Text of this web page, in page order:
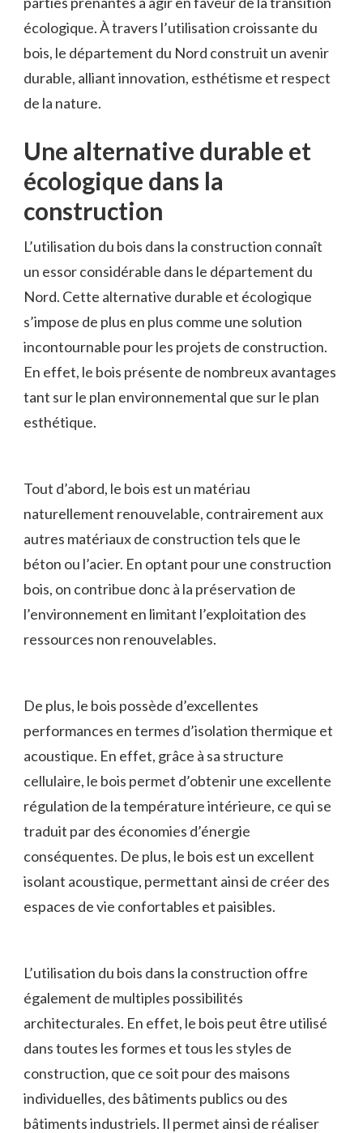
écologique. À‌ travers ⁤l’utilisation croissante du
bois, le département du Nord construit un avenir
durable, alliant innovation, esthétisme et respect
⁢de la nature.
Une ​alternative durable et
écologique dans la
construction
L’utilisation du⁤ bois dans la construction connaît
un essor considérable dans le ⁣département du⁢
Nord. Cette alternative⁤ durable⁣ et écologique
s’impose de ⁢plus en plus comme ⁤une solution
incontournable pour ​les projets de construction.
En effet, le ⁣bois ‍présente de ‍nombreux avantages
tant sur le plan environnemental que sur le plan
esthétique.
Tout ​d’abord, le bois est un matériau
naturellement renouvelable, contrairement aux
autres matériaux de⁤ construction ‍tels que le
béton ou l’acier.⁢ En ⁤optant pour une⁤ construction
bois, on contribue donc à ‍la préservation de
l’environnement en limitant l’exploitation des
ressources‍ non‍ renouvelables.
De plus, le​ bois possède d’excellentes‌
performances en termes d’isolation thermique​ et
acoustique.⁣ En effet, grâce à sa structure
cellulaire, le bois permet d’obtenir une excellente
régulation de la⁤ température intérieure, ‌ce qui se
traduit par des économies d’énergie
conséquentes. De plus, le‌ bois est un excellent‍
isolant ⁣acoustique,⁤ permettant ainsi de créer ‌des
espaces de vie⁤ confortables ⁤et paisibles.
L’utilisation du bois dans la construction offre
également‌ de multiples possibilités
architecturales. En effet, le bois peut être utilisé
dans toutes⁣ les formes et⁤ tous les ‍styles de
construction, que⁣ ce soit pour des maisons ​
individuelles, des bâtiments publics ou des‍
bâtiments industriels.⁣ Il permet ainsi de réaliser